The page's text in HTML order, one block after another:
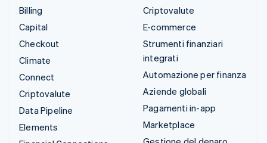
Billing
Capital
Checkout
Climate
Connect
Criptovalute
Data Pipeline
Elements
Criptovalute
E-commerce
Strumenti finanziari
integrati
Automazione per finanza
Aziende globali
Pagamenti in-app
Marketplace